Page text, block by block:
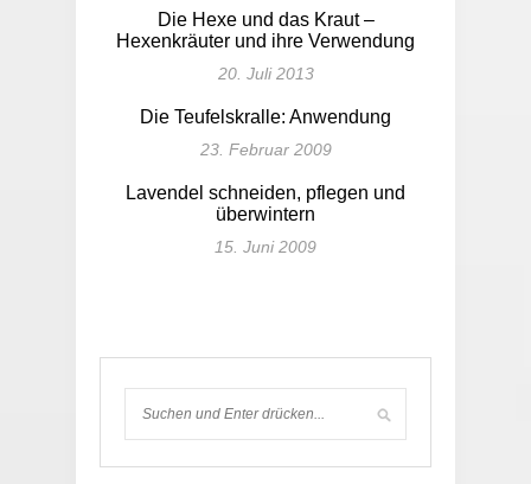
Die Hexe und das Kraut –
Hexenkräuter und ihre Verwendung
20. Juli 2013
Die Teufelskralle: Anwendung
23. Februar 2009
Lavendel schneiden, pflegen und
überwintern
15. Juni 2009